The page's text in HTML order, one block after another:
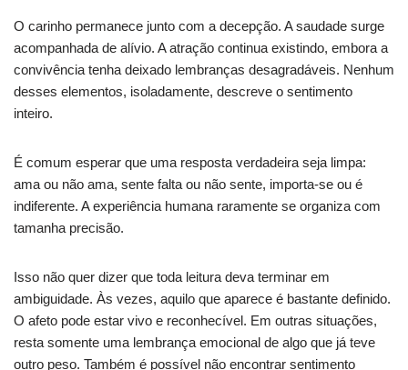
O carinho permanece junto com a decepção. A saudade surge
acompanhada de alívio. A atração continua existindo, embora a
convivência tenha deixado lembranças desagradáveis. Nenhum
desses elementos, isoladamente, descreve o sentimento
inteiro.
É comum esperar que uma resposta verdadeira seja limpa:
ama ou não ama, sente falta ou não sente, importa-se ou é
indiferente. A experiência humana raramente se organiza com
tamanha precisão.
Isso não quer dizer que toda leitura deva terminar em
ambiguidade. Às vezes, aquilo que aparece é bastante definido.
O afeto pode estar vivo e reconhecível. Em outras situações,
resta somente uma lembrança emocional de algo que já teve
outro peso. Também é possível não encontrar sentimento